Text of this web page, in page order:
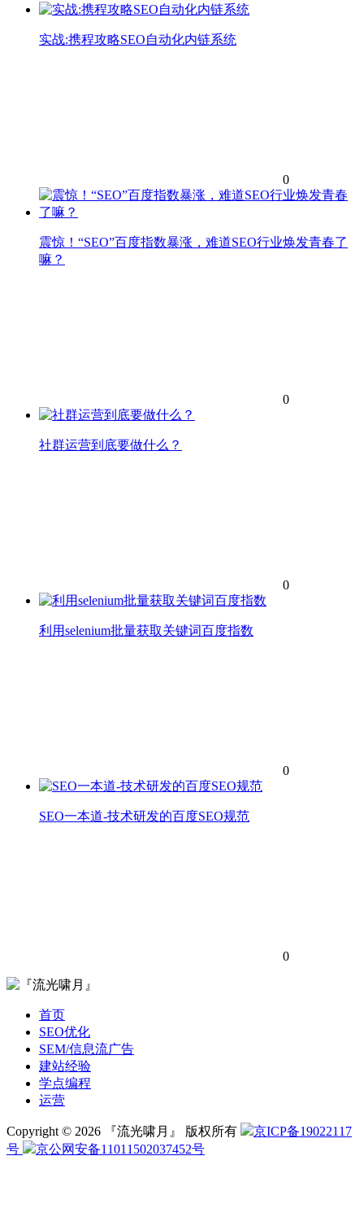
实战:携程攻略SEO自动化内链系统
0
震惊！“SEO”百度指数暴涨，难道SEO行业焕发青春了
嘛？
0
社群运营到底要做什么？
0
利用selenium批量获取关键词百度指数
0
SEO一本道-技术研发的百度SEO规范
0
首页
SEO优化
SEM/信息流广告
建站经验
学点编程
运营
Copyright © 2026 『流光啸月』 版权所有
京ICP备19022117
号
京公网安备11011502037452号